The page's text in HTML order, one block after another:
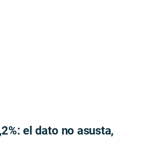
el dato no asusta,